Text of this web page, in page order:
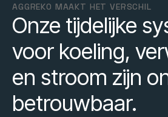
AGGREKO MAAKT HET VERSCHIL
Onze tijdelijke
voor koeling,
en stroom zijn
betrouwbaar.